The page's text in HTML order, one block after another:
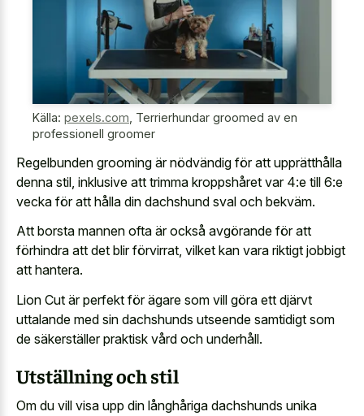
Källa: pexels.com Terrierhundar groomed av en
professionell groomer
Regelbunden grooming är nödvändig för att upprätthålla
denna stil, inklusive att trimma kroppshåret var 4:e till 6:e
vecka för att hålla din dachshund sval och bekväm.
Att borsta mannen ofta är också avgörande för att
förhindra att det blir förvirrat, vilket kan vara riktigt jobbigt
att hantera.
Lion Cut är perfekt för ägare som vill göra ett djärvt
uttalande med sin dachshunds utseende samtidigt som
de säkerställer praktisk vård och underhåll.
Utställning och stil
Om du vill visa upp din långhåriga dachshunds unika